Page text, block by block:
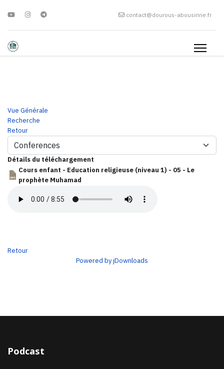
contact@dourous-abousirine.fr
Vue Générale
Recherche
Retour
Détails du téléchargement
Cours enfant - Education religieuse (niveau 1) - 05 - Le
prophète Muhamad
Retour
Powered by jDownloads
Podcast